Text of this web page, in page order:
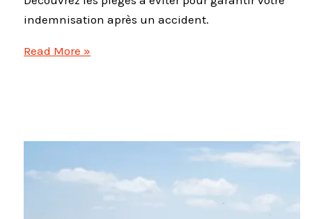
indemnisation après un accident.
Constat
une
Read More »